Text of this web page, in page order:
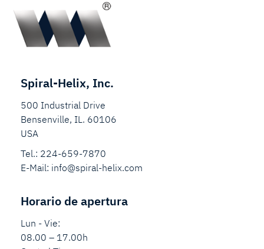
Spiral-Helix, Inc.
500 Industrial Drive
Bensenville, IL. 60106
USA
Tel.: 224-659-7870
E-Mail: info@spiral-helix.com
Horario de apertura
Lun - Vie:
08.00 – 17.00h